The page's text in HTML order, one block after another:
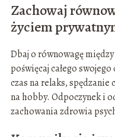
Zachowaj
życiem
Dbaj o równowagę
poświęcaj całego
czas na relaks, spędzanie
na hobby. Odpoczynek i
zachowania zdrowia